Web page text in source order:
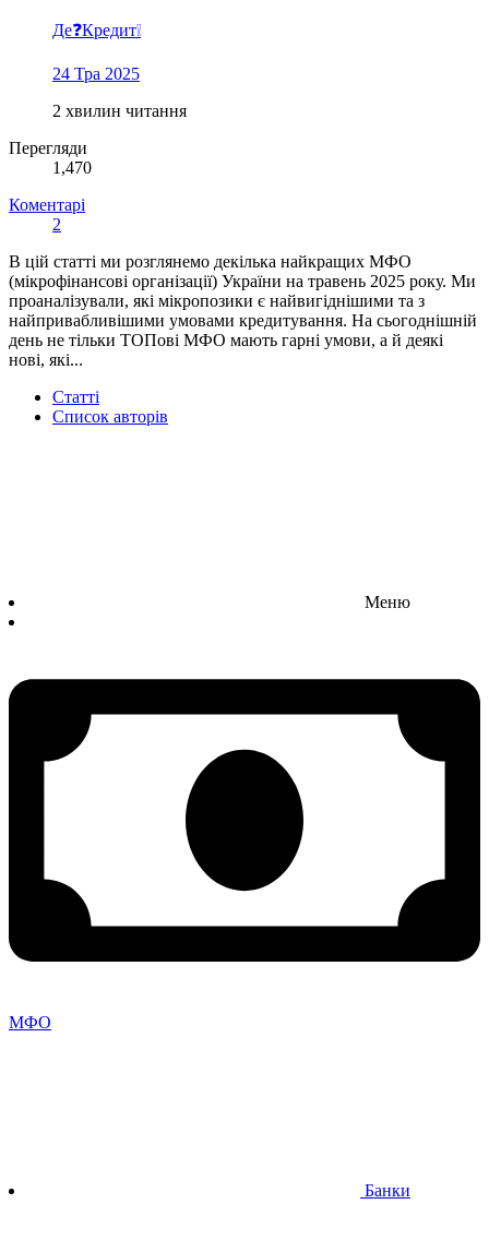
Де❓Кредит❕
24 Тра 2025
2 хвилин читання
Перегляди
1,470
Коментарі
2
В цій статті ми розглянемо декілька найкращих МФО
(мікрофінансові організації) України на травень 2025 року. Ми
проаналізували, які мікропозики є найвигіднішими та з
найпривабливішими умовами кредитування. На сьогоднішній
день не тільки ТОПові МФО мають гарні умови, а й деякі
нові, які...
Статті
Список авторів
Меню
МФО
Банки